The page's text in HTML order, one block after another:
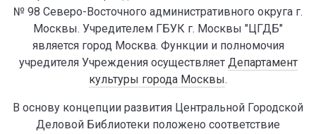
№ 98 Северо-Восточного административного округа г.
Москвы. Учредителем ГБУК г. Москвы "ЦГДБ"
является город Москва. Функции и полномочия
учредителя Учреждения осуществляет Департамент
культуры города Москвы.
В основу концепции развития Центральной Городской
Деловой Библиотеки положено соответствие